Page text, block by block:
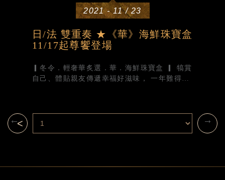
2021 - 11 / 23
日/法 雙重奏 ★《華》海鮮珠寶盒
11/17起尊饗登場
▎冬令．輕奢華炙選．華．海鮮珠寶盒 ▎ 犒賞
自己、體貼親友傳遞幸福好滋味， 一年難得一
<